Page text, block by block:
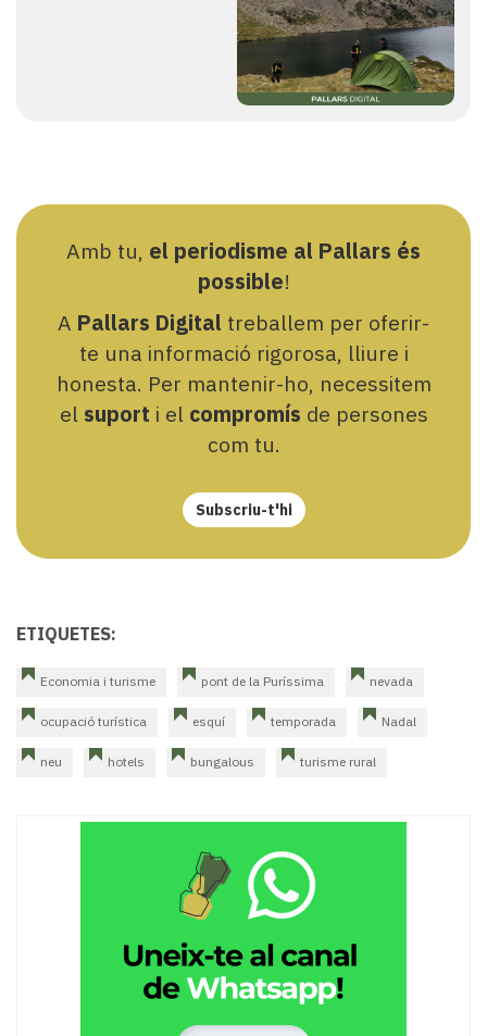
Amb tu, el periodisme al Pallars és
possible!
A Pallars Digital treballem per oferir-
te una informació rigorosa, lliure i
honesta. Per mantenir-ho, necessitem
el suport i el compromís de persones
com tu.
Subscriu-t'hi
ETIQUETES:
Economia i turisme pont de la Puríssima nevada
ocupació turística esquí temporada Nadal
neu hotels bungalous turisme rural